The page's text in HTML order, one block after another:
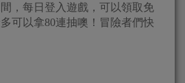
間，每日登入遊戲，可以領取免
可以拿80連抽噢！冒險者們快